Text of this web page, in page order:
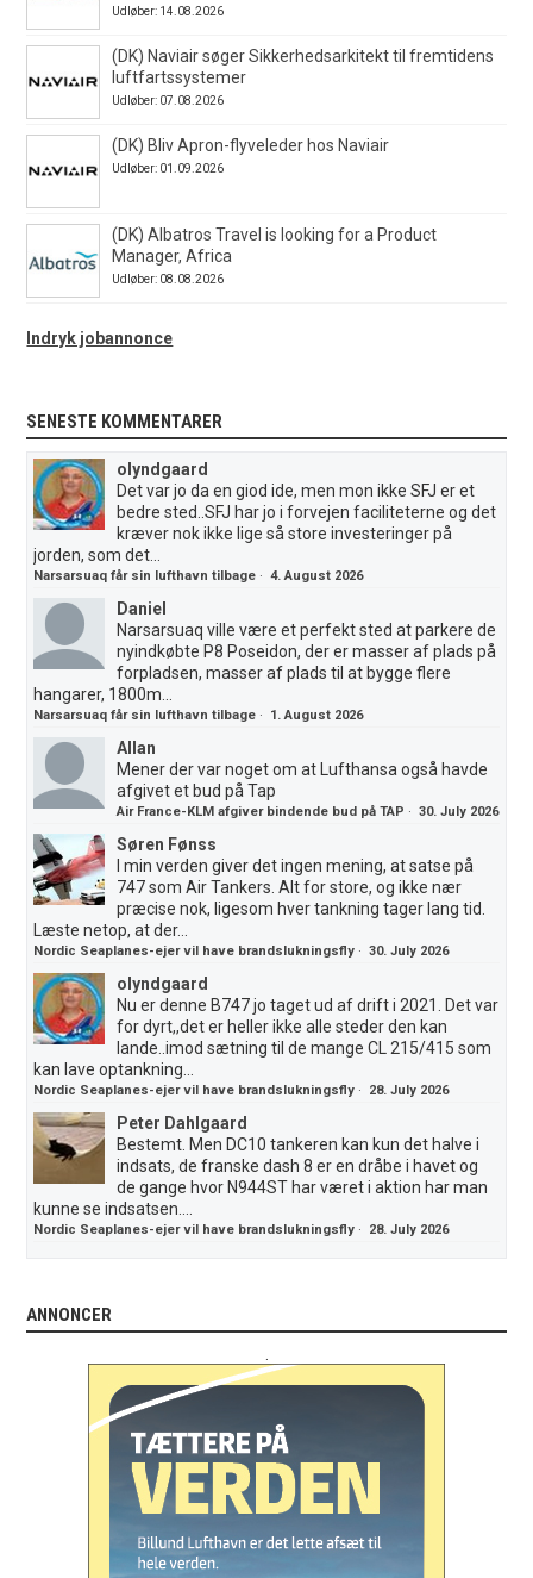
Udløber: 14.08.2026
(DK) Naviair søger Sikkerhedsarkitekt til fremtidens
luftfartssystemer
Udløber: 07.08.2026
(DK) Bliv Apron-flyveleder hos Naviair
Udløber: 01.09.2026
(DK) Albatros Travel is looking for a Product
Manager, Africa
Udløber: 08.08.2026
Indryk jobannonce
SENESTE KOMMENTARER
olyndgaard
Det var jo da en giod ide, men mon ikke SFJ er et
bedre sted..SFJ har jo i forvejen faciliteterne og det
kræver nok ikke lige så store investeringer på
jorden, som det...
Narsarsuaq får sin lufthavn tilbage ·4. August 2026
Daniel
Narsarsuaq ville være et perfekt sted at parkere de
nyindkøbte P8 Poseidon, der er masser af plads på
forpladsen, masser af plads til at bygge flere
hangarer, 1800m...
Narsarsuaq får sin lufthavn tilbage · 1. August 2026
Allan
Mener der var noget om at Lufthansa også havde
afgivet et bud på Tap
Air France-KLM afgiver bindende bud på TAP ·30. July 2026
Søren Fønss
I min verden giver det ingen mening, at satse på
747 som Air Tankers. Alt for store, og ikke nær
præcise nok, ligesom hver tankning tager lang tid.
Læste netop, at der...
Nordic Seaplanes-ejer vil have brandslukningsfly ·30. July 2026
olyndgaard
Nu er denne B747 jo taget ud af drift i 2021. Det var
for dyrt,,det er heller ikke alle steder den kan
lande..imod sætning til de mange CL 215/415 som
kan lave optankning...
Nordic Seaplanes-ejer vil have brandslukningsfly · 28. July 2026
Peter Dahlgaard
Bestemt. Men DC10 tankeren kan kun det halve i
indsats, de franske dash 8 er en dråbe i havet og
de gange hvor N944ST har været i aktion har man
kunne se indsatsen....
Nordic Seaplanes-ejer vil have brandslukningsfly · 28. July 2026
ANNONCER